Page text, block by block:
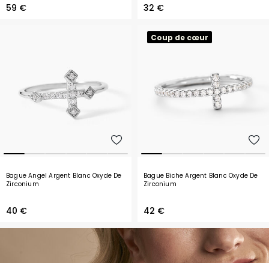
59 € 32 €
Bague Angel Argent Blanc Oxyde De
Zirconium
40 €
Coup de cœur
Bague Biche Argent Blanc Oxyde De
Zirconium
42 €